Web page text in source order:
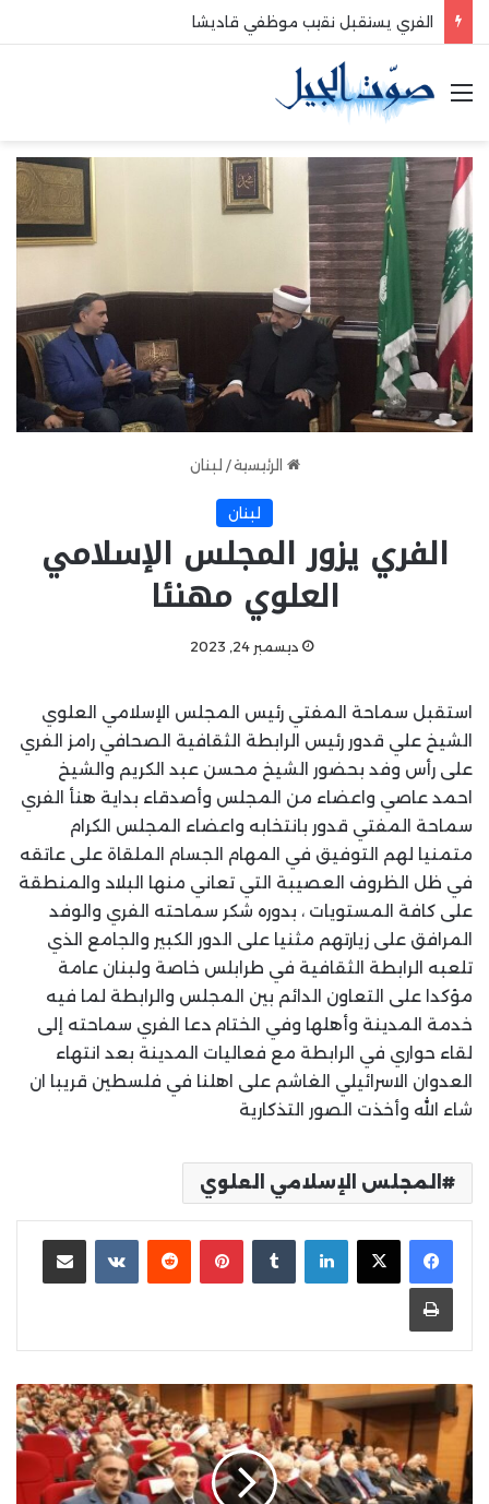
القائمة
الرئيسية / لبنان
لبنان
الفري يزور المجلس الإسلامي
العلوي مهنئا
ديسمبر 24, 2023
استقبل سماحة المفتي رئيس المجلس الإسلامي العلوي
الشيخ علي قدور رئيس الرابطة الثقافية الصحافي رامز الفري
على رأس وفد بحضور الشيخ محسن عبد الكريم والشيخ
احمد عاصي واعضاء من المجلس وأصدقاء بداية هنأ الفري
سماحة المفتي قدور بانتخابه واعضاء المجلس الكرام
متمنيا لهم التوفيق في المهام الجسام الملقاة على عاتقه
في ظل الظروف العصيبة التي تعاني منها البلاد والمنطقة
على كافة المستويات ، بدوره شكر سماحته الفري والوفد
المرافق على زيارتهم مثنيا على الدور الكبير والجامع الذي
تلعبه الرابطة الثقافية في طرابلس خاصة ولبنان عامة
مؤكدا على التعاون الدائم بين المجلس والرابطة لما فيه
خدمة المدينة وأهلها وفي الختام دعا الفري سماحته إلى
لقاء حواري في الرابطة مع فعاليات المدينة بعد انتهاء
العدوان الاسرائيلي الغاشم على اهلنا في فلسطين قريبا ان
شاء الله وأخذت الصور التذكارية
المجلس الإسلامي العلوي
لينكدإن بينتيريست مشاركة عبر البريد
طباعة